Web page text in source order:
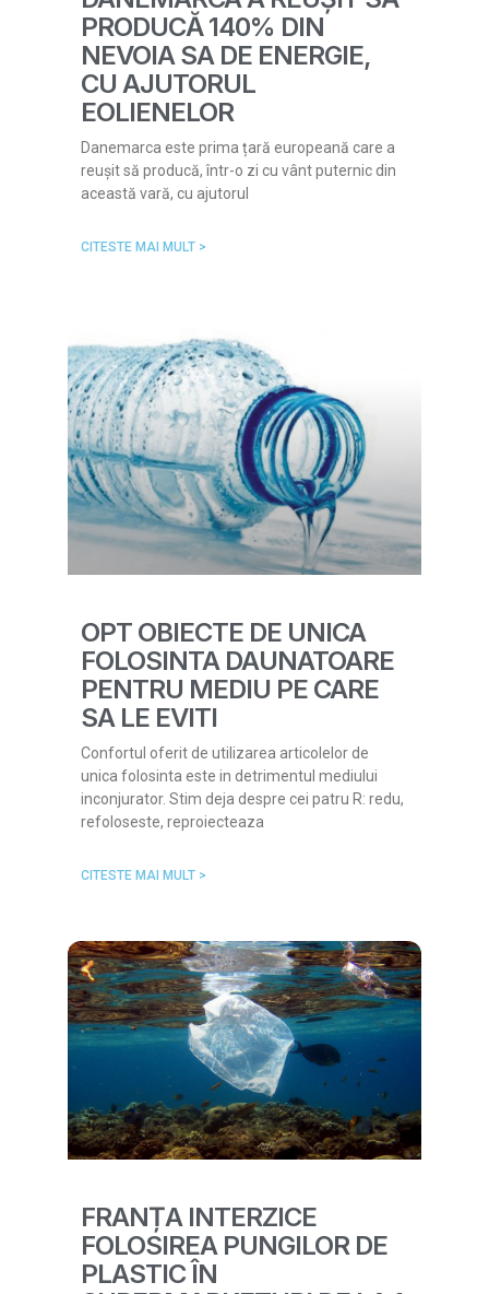
PRODUCĂ 140% DIN
NEVOIA SA DE ENERGIE,
CU AJUTORUL
EOLIENELOR
Danemarca este prima țară europeană care a
reușit să producă, într-o zi cu vânt puternic din
această vară, cu ajutorul
CITESTE MAI MULT >
OPT OBIECTE DE UNICA
FOLOSINTA DAUNATOARE
PENTRU MEDIU PE CARE
SA LE EVITI
Confortul oferit de utilizarea articolelor de
unica folosinta este in detrimentul mediului
inconjurator. Stim deja despre cei patru R: redu,
refoloseste, reproiecteaza
CITESTE MAI MULT >
FRANȚA INTERZICE
FOLOSIREA PUNGILOR DE
PLASTIC ÎN